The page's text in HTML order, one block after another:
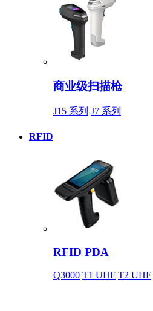
商业级扫描枪
J15 系列 J7 系列
RFID
RFID PDA
Q3000 T1 UHF T2 UHF